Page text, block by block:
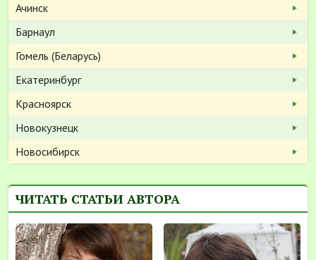
Ачинск
Барнаул
Гомель (Беларусь)
Екатеринбург
Красноярск
Новокузнецк
Новосибирск
ЧИТАТЬ СТАТЬИ АВТОРА